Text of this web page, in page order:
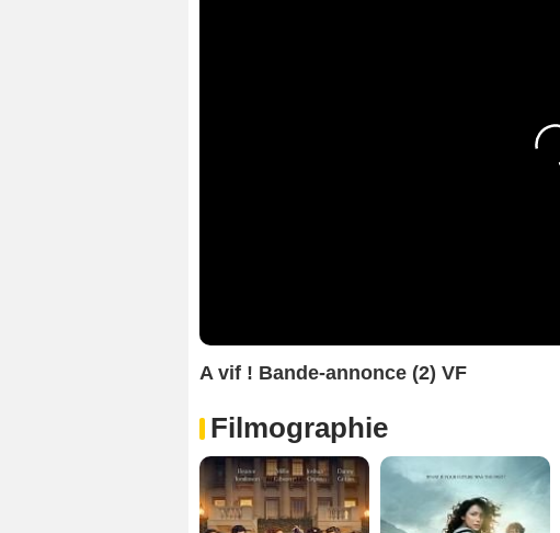
A vif ! Bande-annonce (2) VF
Filmographie